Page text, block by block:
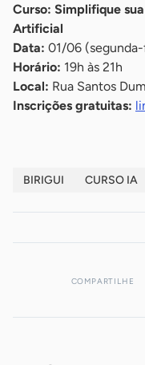
Curso: Simplifique
Artificial
Data: 01/06
Horário: 19h às 21h
Local: Rua Santos
Inscrições gratuitas:
BIRIGUI CURSO IA
COMPARTILHE